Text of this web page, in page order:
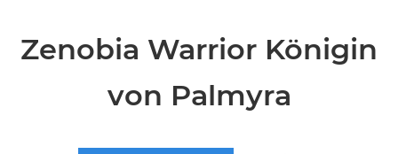
Zenobia Warrior Königin
von Palmyra